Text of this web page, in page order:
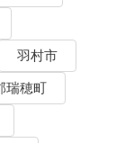
羽村市
瑞穂町